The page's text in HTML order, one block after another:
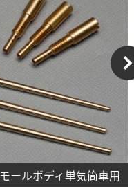
ールボディ単気筒車用